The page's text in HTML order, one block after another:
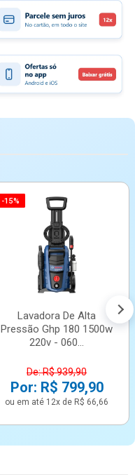
-15%
Lavadora De Alta
Pressão Ghp 180 1500w
220v - 060...
De: R$ 939,90
Por: R$ 799,90
ou em até 12x de R$ 66,66